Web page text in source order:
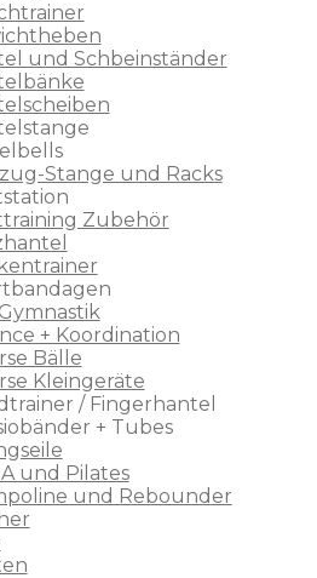
und Schbeinständer
Stange und Racks
Zubehör
+ Koordination
Bälle
Kleingeräte
/ Fingerhantel
+ Tubes
und Pilates
und Rebounder